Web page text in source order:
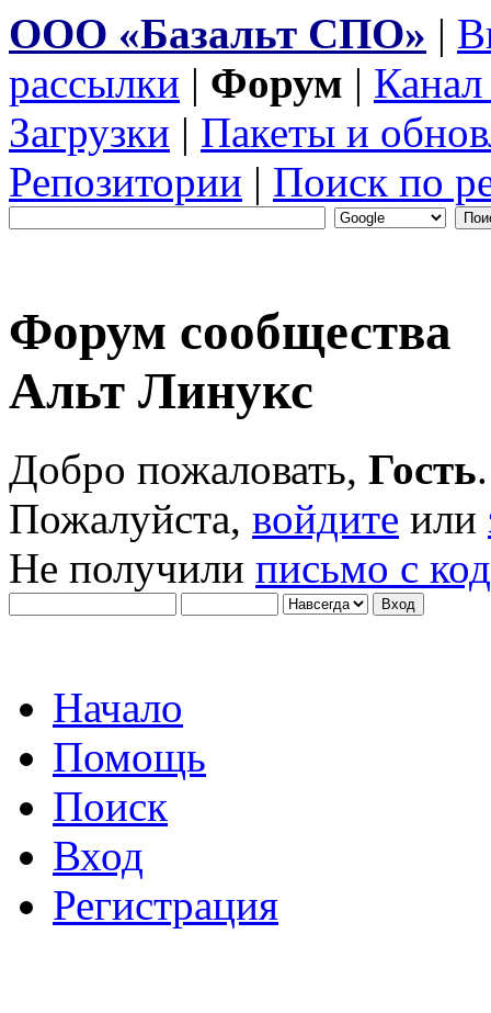
ООО «Базальт СПО» |
рассылки | Форум |
Загрузки | Пакеты и
Репозитории | Поиск по
Форум сообщества
Альт Линукс
Добро пожаловать, Гость.
Пожалуйста, войдите или
Не получили письмо с
Начало
Помощь
Поиск
Вход
Регистрация